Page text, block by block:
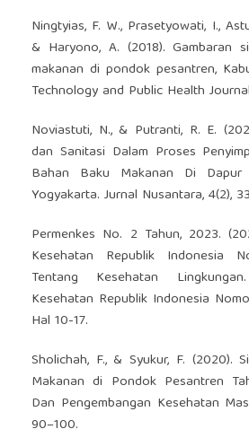
Ningtyias, F. W., Prasetyowati, I.,
& Haryono, A. (2018). Gambaran
makanan di pondok pesantren,
Technology and Public Health
Noviastuti, N., & Putranti, R. E.
dan Sanitasi Dalam Proses
Bahan Baku Makanan Di
Yogyakarta. Jurnal Nusantara, 4(2),
Permenkes No. 2 Tahun, 2023.
Kesehatan Republik Indonesia
Tentang Kesehatan
Kesehatan Republik Indonesia
Hal 10-17.
Sholichah, F., & Syukur, F. (2020).
Makanan di Pondok Pesantren
Dan Pengembangan Kesehatan
90–100.